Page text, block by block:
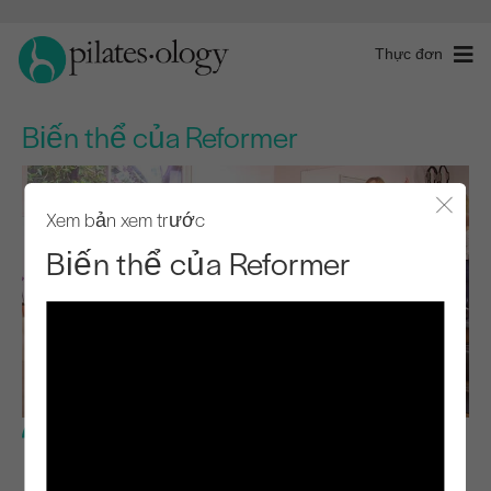
Thực đơn
Biến thể của Reformer
Xem bản xem trước
Biến thể của Reformer